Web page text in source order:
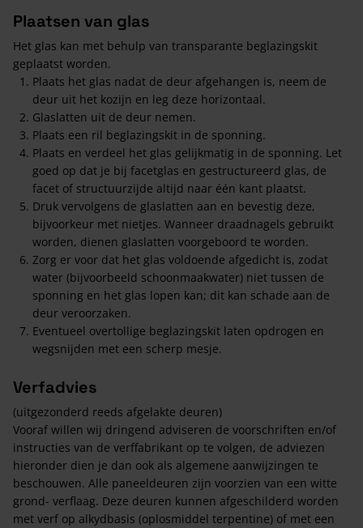
Plaatsen van glas
Het glas kan met behulp van transparante beglazingskit
geplaatst worden.
Plaats het glas nadat de deur afgehangen is, neem de
deur uit het kozijn en leg deze horizontaal.
Glaslatten uit de deur nemen.
Plaats een ril beglazingskit in de sponning.
Plaats en verdeel het glas gelijkmatig in de sponning. Let
goed op dat je bij facetglas en gestructureerd glas, de
facet of structuurzijde altijd naar één kant plaatst.
Druk vervolgens de glaslatten aan en bevestig deze,
bijvoorkeur met nietjes. Wanneer draadnagels gebruikt
worden, dienen glaslatten voorgeboord te worden.
Zorg er voor dat het glas voldoende afgedicht is, zodat
water (bijvoorbeeld schoonmaakwater) niet tussen de
sponning en het glas lopen kan; dit kan schade aan de
deur veroorzaken.
Eventueel overtollige beglazingskit laten opdrogen en
wegsnijden met een scherp mesje.
Verfadvies
(uitgezonderd reeds afgelakte deuren)
Vooraf willen wij dringend adviseren de voorschriften en/of
instructies van de verffabrikant op te volgen, de adviezen
hieronder dien je dan ook als algemene aanwijzingen te
beschouwen. Alle paneeldeuren zijn voorzien van een witte
grond- verflaag. Deze deuren kunnen afgeschilderd worden
met verf op alkydbasis (oplosmiddel terpentine) of met een